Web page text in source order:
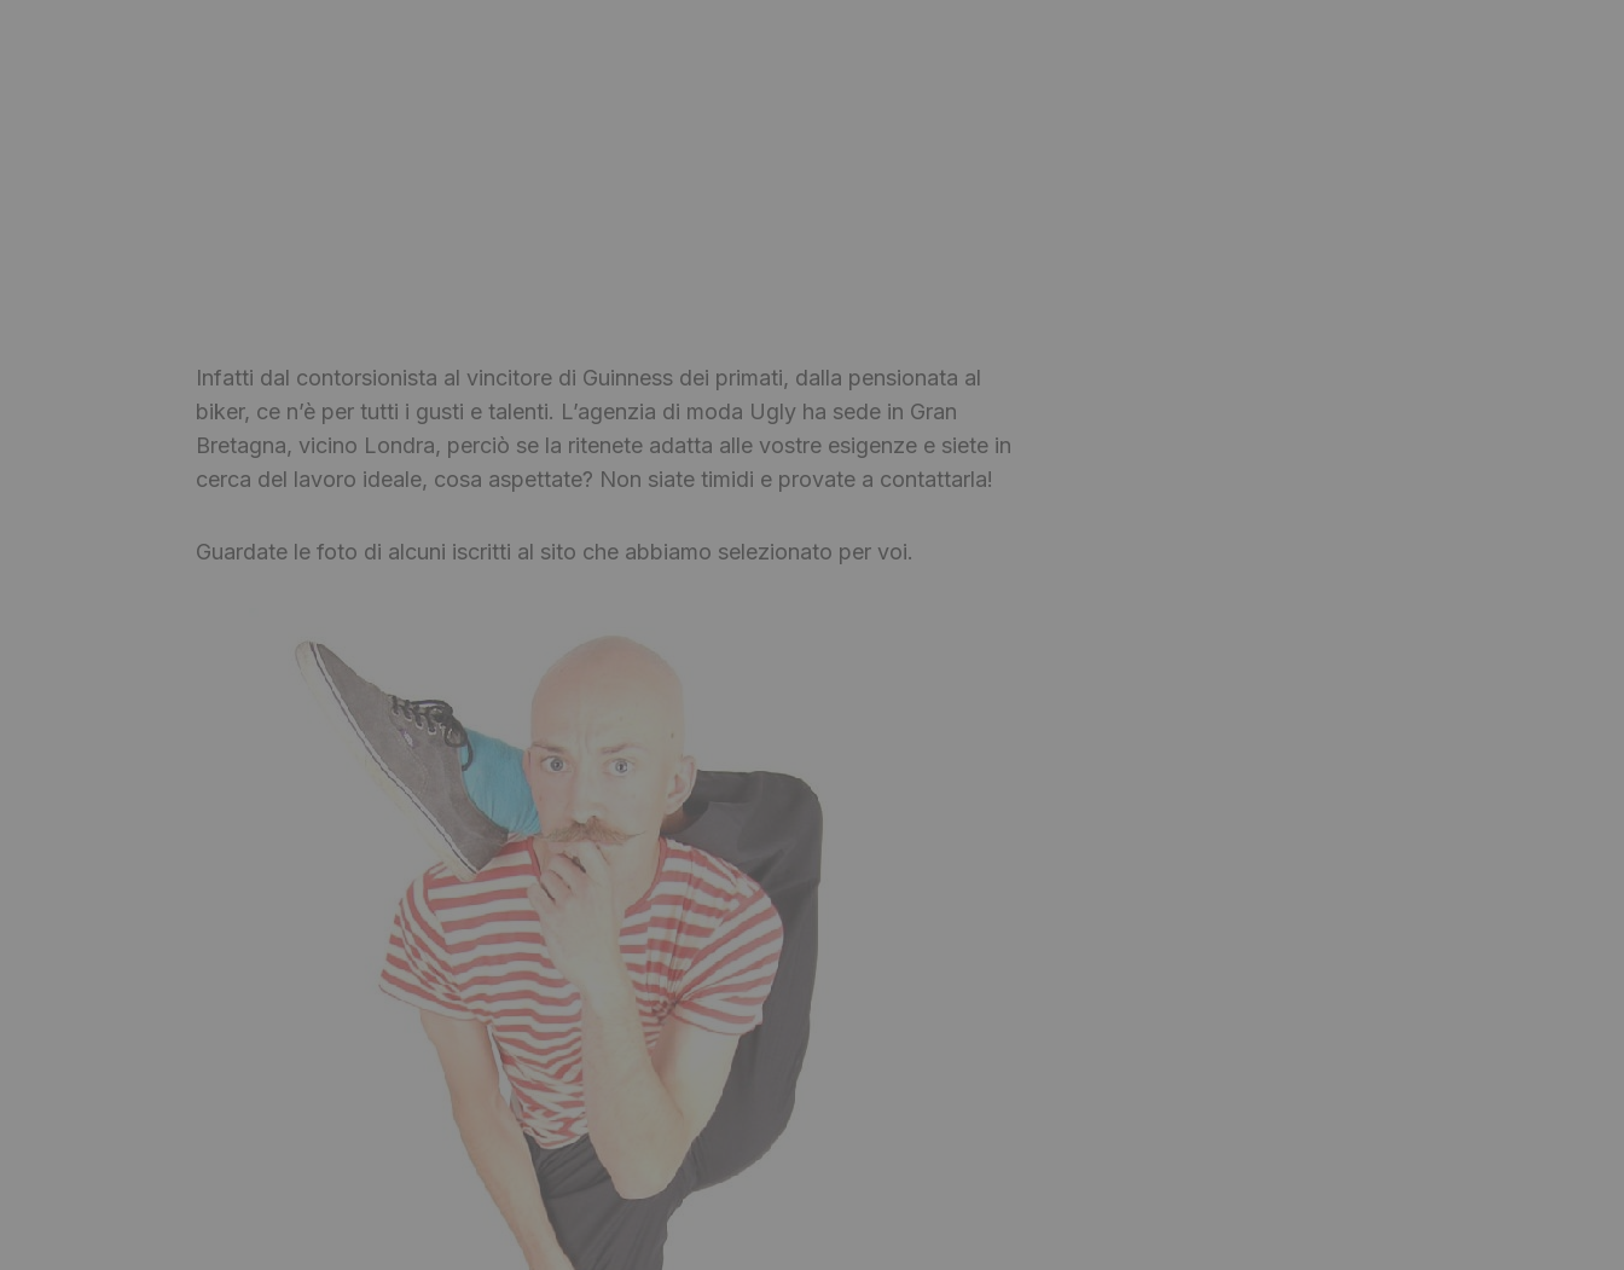
Infatti dal contorsionista al vincitore di Guinness dei primati, dalla pensionata al
biker, ce n’è per tutti i gusti e talenti. L’agenzia di moda Ugly ha sede in Gran
Bretagna, vicino Londra, perciò se la ritenete adatta alle vostre esigenze e siete in
cerca del lavoro ideale, cosa aspettate? Non siate timidi e provate a contattarla!
Guardate le foto di alcuni iscritti al sito che abbiamo selezionato per voi.